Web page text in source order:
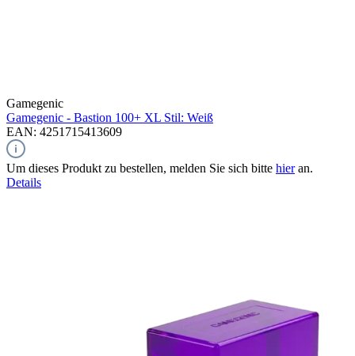
Gamegenic
Gamegenic - Bastion 100+ XL Stil: Weiß
EAN: 4251715413609
Um dieses Produkt zu bestellen, melden Sie sich bitte hieran.
Details